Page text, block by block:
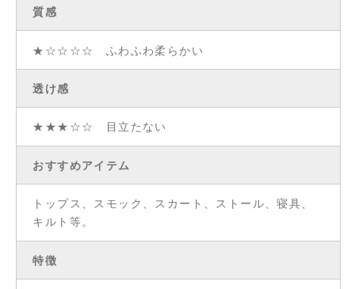
質感
★☆☆☆☆ ふわふわ柔らかい
透け感
★★★☆☆ 目立たない
おすすめアイテム
トップス、スモック、スカート、ストール、寝具、
キルト等。
特徴